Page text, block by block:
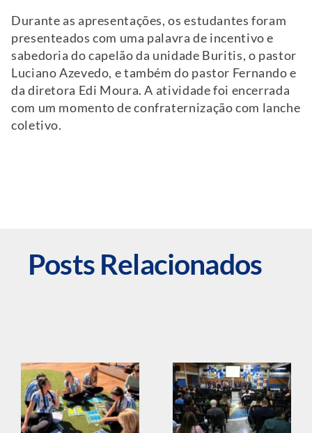
Durante as apresentações, os estudantes foram
presenteados com uma palavra de incentivo e
sabedoria do capelão da unidade Buritis, o pastor
Luciano Azevedo, e também do pastor Fernando e
da diretora Edi Moura. A atividade foi encerrada
com um momento de confraternização com lanche
coletivo.
Posts Relacionados